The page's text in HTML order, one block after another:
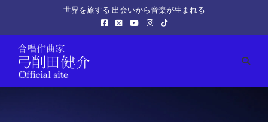
世界を旅する 出会いから音楽が生まれる